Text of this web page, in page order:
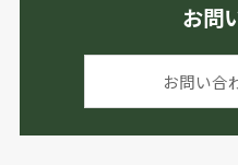
お問
お問い合